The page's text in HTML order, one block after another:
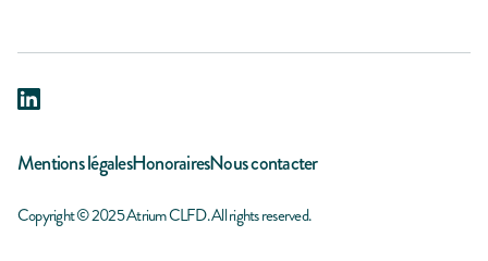
Mentions légalesHonorairesNous contacter
Copyright © 2025 Atrium CLFD. All rights reserved.